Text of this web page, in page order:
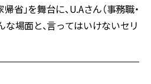
省」を舞台に、U.Aさん（事務職・
な場面と、言ってはいけないセリ